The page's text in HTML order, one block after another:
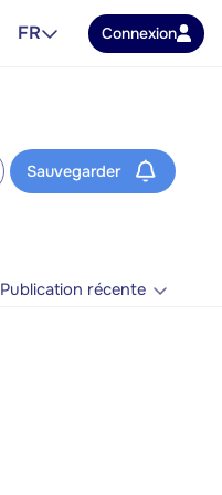
FR Connexion
Sauvegarder
Publication récente